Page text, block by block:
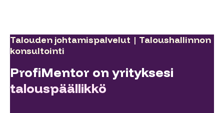
Talouden johtamispalvelut | Taloushallinnon
konsultointi
ProfiMentor on yrityksesi
talouspäällikkö